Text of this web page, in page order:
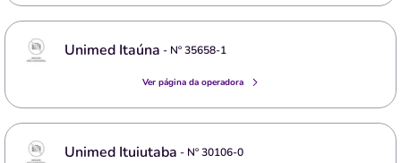
Unimed Itaúna - Nº35658-1
Ver página da operadora
Unimed Ituiutaba - Nº30106-0